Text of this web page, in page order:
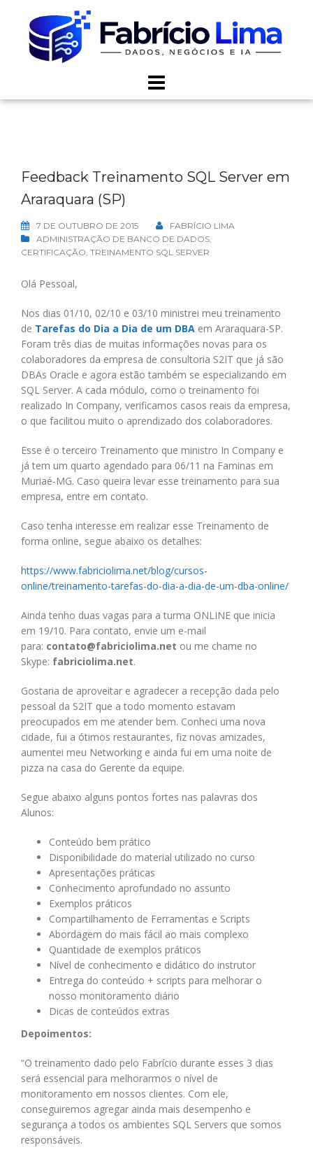
content
Feedback Treinamento SQL Server em
Araraquara (SP)
7 DE OUTUBRO DE 2015
FABRÍCIO LIMA
ADMINISTRAÇÃO DE BANCO DE DADOS,
CERTIFICAÇÃO, TREINAMENTO SQL SERVER
Olá Pessoal,
Nos dias 01/10, 02/10 e 03/10 ministrei meu treinamento
de Tarefas do Dia a Dia de um DBA em Araraquara-SP.
Foram três dias de muitas informações novas para os
colaboradores da empresa de consultoria S2IT que já são
DBAs Oracle e agora estão também se especializando em
SQL Server. A cada módulo, como o treinamento foi
realizado In Company, verificamos casos reais da empresa,
o que facilitou muito o aprendizado dos colaboradores.
Esse é o terceiro Treinamento que ministro In Company e
já tem um quarto agendado para 06/11 na Faminas em
Muriaé-MG. Caso queira levar esse treinamento para sua
empresa, entre em contato.
Caso tenha interesse em realizar esse Treinamento de
forma online, segue abaixo os detalhes:
https://www.fabriciolima.net/blog/cursos-
online/treinamento-tarefas-do-dia-a-dia-de-um-dba-online/
Ainda tenho duas vagas para a turma ONLINE que inicia
em 19/10. Para contato, envie um e-mail
para: contato@fabriciolima.net ou me chame no
Skype: fabriciolima.net.
Gostaria de aproveitar e agradecer a recepção dada pelo
pessoal da S2IT que a todo momento estavam
preocupados em me atender bem. Conheci uma nova
cidade, fui a ótimos restaurantes, fiz novas amizades,
aumentei meu Networking e ainda fui em uma noite de
pizza na casa do Gerente da equipe.
Segue abaixo alguns pontos fortes nas palavras dos
Alunos:
Conteúdo bem prático
Disponibilidade do material utilizado no curso
Apresentações práticas
Conhecimento aprofundado no assunto
Exemplos práticos
Compartilhamento de Ferramentas e Scripts
Abordagem do mais fácil ao mais complexo
Quantidade de exemplos práticos
Nível de conhecimento e didático do instrutor
Entrega do conteúdo + scripts para melhorar o
nosso monitoramento diário
Dicas de conteúdos extras
Depoimentos:
“O treinamento dado pelo Fabrício durante esses 3 dias
será essencial para melhorarmos o nível de
monitoramento em nossos clientes. Com ele,
conseguiremos agregar ainda mais desempenho e
segurança a todos os ambientes SQL Servers que somos
responsáveis.